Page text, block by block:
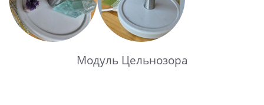
Модуль Цельнозора